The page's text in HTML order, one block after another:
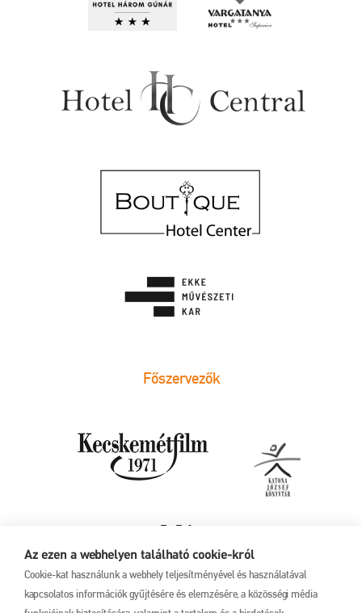
Az ezen a webhelyen található cookie-król
Cookie-kat használunk a webhely teljesítményével és használatával
kapcsolatos információk gyűjtésére és elemzésére, a közösségi média
Főszervezők